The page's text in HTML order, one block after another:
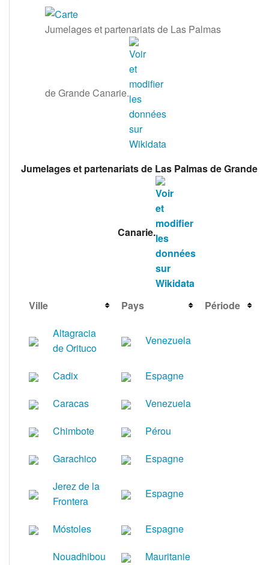
Jumelages et partenariats de Las Palmas
de Grande Canarie.
Jumelages et partenariats de Las Palmas de Grande
Canarie.
Ville Pays
Période
Altagracia
de Orituco
Venezuela
Cadix
Espagne
Caracas
Venezuela
Chimbote
Pérou
Garachico
Espagne
Jerez de la
Frontera
Espagne
Móstoles
Espagne
Nouadhibou
Mauritanie